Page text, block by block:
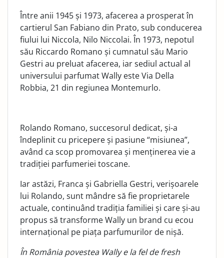
Între anii 1945 și 1973, afacerea a prosperat în
cartierul San Fabiano din Prato, sub conducerea
fiului lui Niccola, Nilo Niccolai. În 1973, nepotul
său Riccardo Romano și cumnatul său Mario
Gestri au preluat afacerea, iar sediul actual al
universului parfumat Wally este Via Della
Robbia, 21 din regiunea Montemurlo.
Rolando Romano, succesorul dedicat, și-a
îndeplinit cu pricepere și pasiune “misiunea”,
având ca scop promovarea și menținerea vie a
tradiției parfumeriei toscane.
Iar astăzi, Franca și Gabriella Gestri, verișoarele
lui Rolando, sunt mândre să fie proprietarele
actuale, continuând tradiția familiei și care și-au
propus să transforme Wally un brand cu ecou
internațional pe piața parfumurilor de nișă.
În România povestea Wally e la fel de fresh